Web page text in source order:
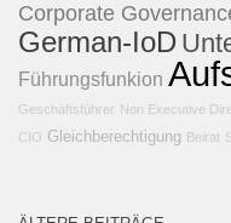
Corporate
German-IoD
Führungsfunkion
Geschäftsführer Non Executive
CIO Gleichberechtigung Beirat